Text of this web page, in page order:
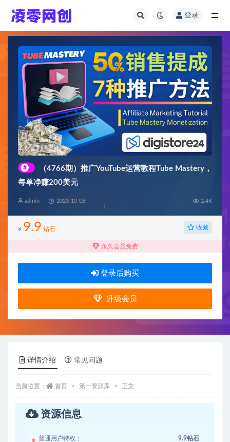
登录
#
（4766期）推广YouTube运营教程Tube Mastery，
每单净赚200美元
admin 2023-10-08 2.4K
¥ 9.9 钻石 收藏
永久会员免费
登录后购买
升级会员
详情介绍 常见问题
当前位置： 首页 第一资源库 正文
资源信息
普通用户特权： 9.9钻石